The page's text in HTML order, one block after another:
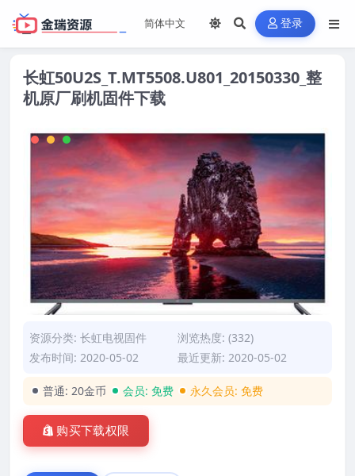
登录
长虹50U2S_T.MT5508.U801_20150330_整
机原厂刷机固件下载
资源分类: 长虹电视固件
浏览热度: (332)
发布时间: 2020-05-02
最近更新: 2020-05-02
普通: 20金币 会员: 免费 永久会员: 免费
购买下载权限